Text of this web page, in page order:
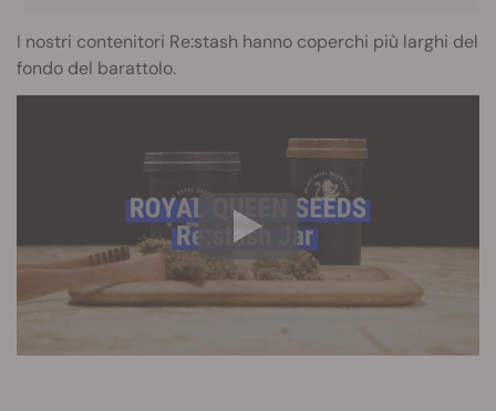
I nostri contenitori Re:stash hanno coperchi più larghi del
fondo del barattolo.